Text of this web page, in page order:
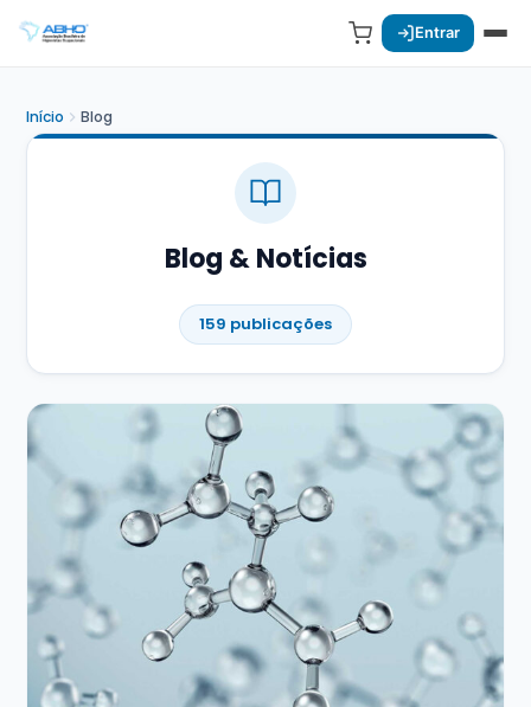
Entrar
Início Blog
Blog & Notícias
159 publicações